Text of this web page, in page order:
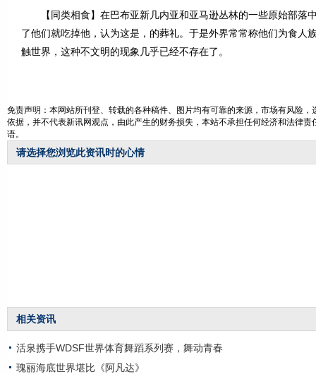
【同类相食】在巴布亚新几内亚和亚马逊丛林的一些原始部落
了他们就吃掉他，认为这是，的葬礼。于是外界常常称他们为食人
触世界，这种不文明的现象几乎已经不存在了。
免责声明：本网站所刊登、转载的各种稿件、图片均有可靠的来源，市场有风险
依据，并不代表新讯网观点，由此产生的财务损失，本站不承担任何经济和法律
语。
请选择您浏览此资讯时的心情
相关资讯
活泉携手WDSF世界体育舞蹈系列赛，舞动青春
瑰丽海底世界堪比《阿凡达》